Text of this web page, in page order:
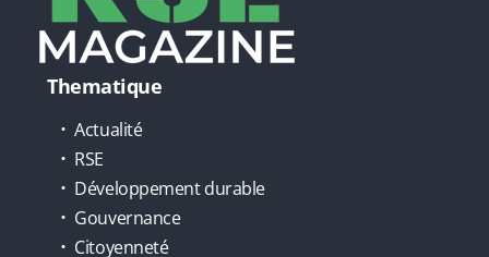
Thematique
Actualité
RSE
Développement durable
Gouvernance
Citoyenneté